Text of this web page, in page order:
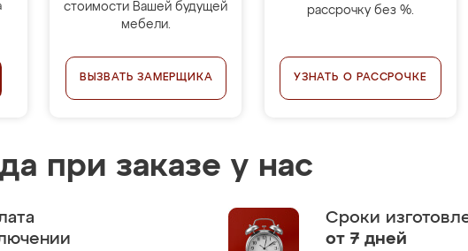
стоимости Вашей будущей
мебели.
ВЫЗВАТЬ ЗАМЕРЩИКА
рассрочку без %.
УЗНАТЬ О РАССРОЧКЕ
при заказе у нас
Сроки
от 7 дней